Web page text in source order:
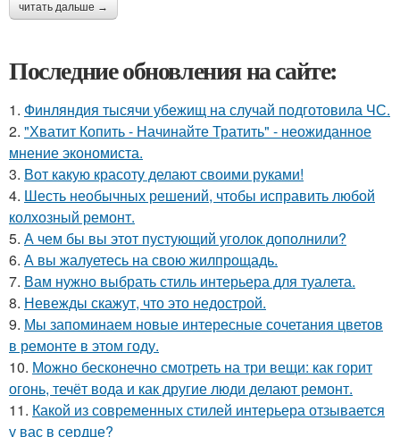
читать дальше →
Последние обновления на сайте:
1. Финляндия тысячи убежищ на случай подготовила ЧС.
2. "Хватит Копить - Начинайте Тратить" - неожиданное
мнение экономиста.
3. Вот какую красоту делают своими руками!
4. Шесть необычных решений, чтобы исправить любой
колхозный ремонт.
5. А чем бы вы этот пустующий уголок дополнили?
6. А вы жалуетесь на свою жилпрощадь.
7. Вам нужно выбрать стиль интерьера для туалета.
8. Невежды скажут, что это недострой.
9. Мы запоминаем новые интересные сочетания цветов
в ремонте в этом году.
10. Можно бесконечно смотреть на три вещи: как горит
огонь, течёт вода и как другие люди делают ремонт.
11. Какой из современных стилей интерьера отзывается
у вас в сердце?